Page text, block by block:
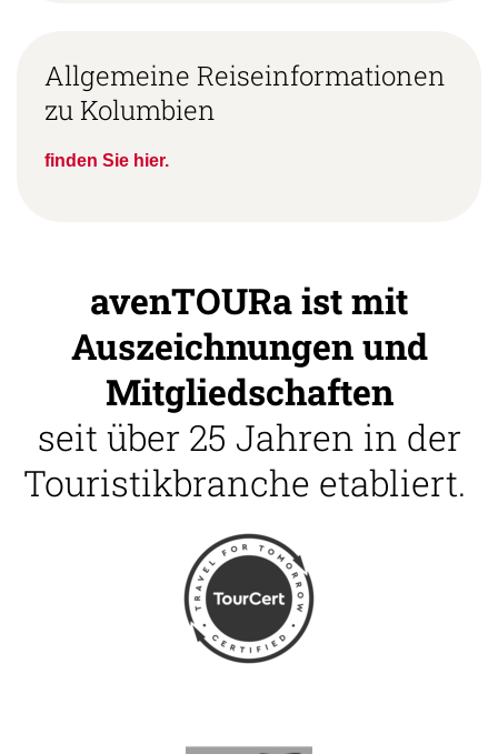
Allgemeine Reiseinformationen
zu Kolumbien
finden Sie hier.
avenTOURa ist mit
Auszeichnungen und
Mitgliedschaften
seit über 25 Jahren in der
Touristikbranche etabliert.